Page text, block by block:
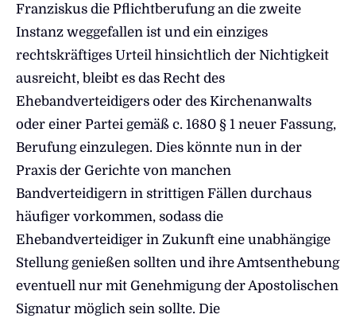
Franziskus die Pflichtberufung an die zweite
Instanz weggefallen ist und ein einziges
rechtskräftiges Urteil hinsichtlich der Nichtigkeit
ausreicht, bleibt es das Recht des
Ehebandverteidigers oder des Kirchenanwalts
oder einer Partei gemäß c. 1680 § 1 neuer Fassung,
Berufung einzulegen. Dies könnte nun in der
Praxis der Gerichte von manchen
Bandverteidigern in strittigen Fällen durchaus
häufiger vorkommen, sodass die
Ehebandverteidiger in Zukunft eine unabhängige
Stellung genießen sollten und ihre Amtsenthebung
eventuell nur mit Genehmigung der Apostolischen
Signatur möglich sein sollte. Die